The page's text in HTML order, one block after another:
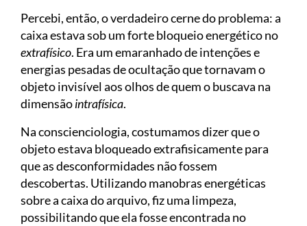
Percebi, então, o verdadeiro cerne do problema: a
caixa estava sob um forte bloqueio energético no
extrafísico. Era um emaranhado de intenções e
energias pesadas de ocultação que tornavam o
objeto invisível aos olhos de quem o buscava na
dimensãointrafísica.
Na conscienciologia, costumamos dizer que o
objeto estava bloqueado extrafisicamente para
que as desconformidades não fossem
descobertas. Utilizando manobras energéticas
sobre a caixa do arquivo, fiz uma limpeza,
possibilitando que ela fosse encontrada no